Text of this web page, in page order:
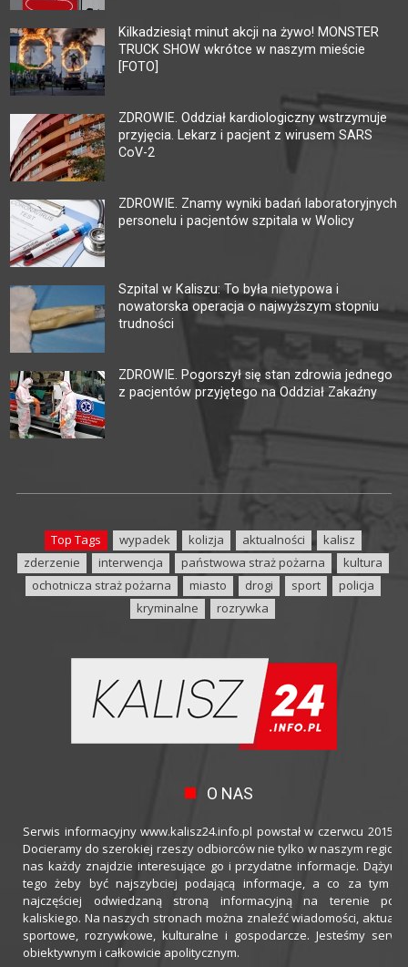
Kilkadziesiąt minut akcji na żywo! MONSTER
TRUCK SHOW wkrótce w naszym mieście
[FOTO]
ZDROWIE. Oddział kardiologiczny wstrzymuje
przyjęcia. Lekarz i pacjent z wirusem SARS
CoV-2
ZDROWIE. Znamy wyniki badań laboratoryjnych
personelu i pacjentów szpitala w Wolicy
Szpital w Kaliszu: To była nietypowa i
nowatorska operacja o najwyższym stopniu
trudności
ZDROWIE. Pogorszył się stan zdrowia jednego
z pacjentów przyjętego na Oddział Zakaźny
Top Tags wypadek kolizja aktualności
kalisz
zderzenie
interwencja państwowa straż pożarna
kultura
ochotnicza straż pożarna
miasto drogi sport
policja
kryminalne
rozrywka
O NAS
Serwis informacyjny www.kalisz24.info.pl powstał w czerwcu 2015
Docieramy do szerokiej rzeszy odbiorców nie tylko w naszym
nas każdy znajdzie interesujące go i przydatne informacje.
tego żeby być najszybciej podającą informacje, a co za tym
najczęściej odwiedzaną stroną informacyjną na terenie
kaliskiego. Na naszych stronach można znaleźć wiadomości,
sportowe, rozrywkowe, kulturalne i gospodarcze. Jesteśmy
obiektywnym i całkowicie apolitycznym.